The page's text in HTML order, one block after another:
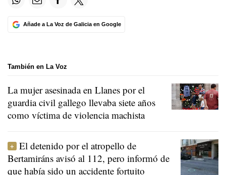
Añade a La Voz de Galicia en Google
También en La Voz
La mujer asesinada en Llanes por el
guardia civil gallego llevaba siete años
como víctima de violencia machista
El detenido por el atropello de
Bertamiráns avisó al 112, pero informó de
que había sido un accidente fortuito